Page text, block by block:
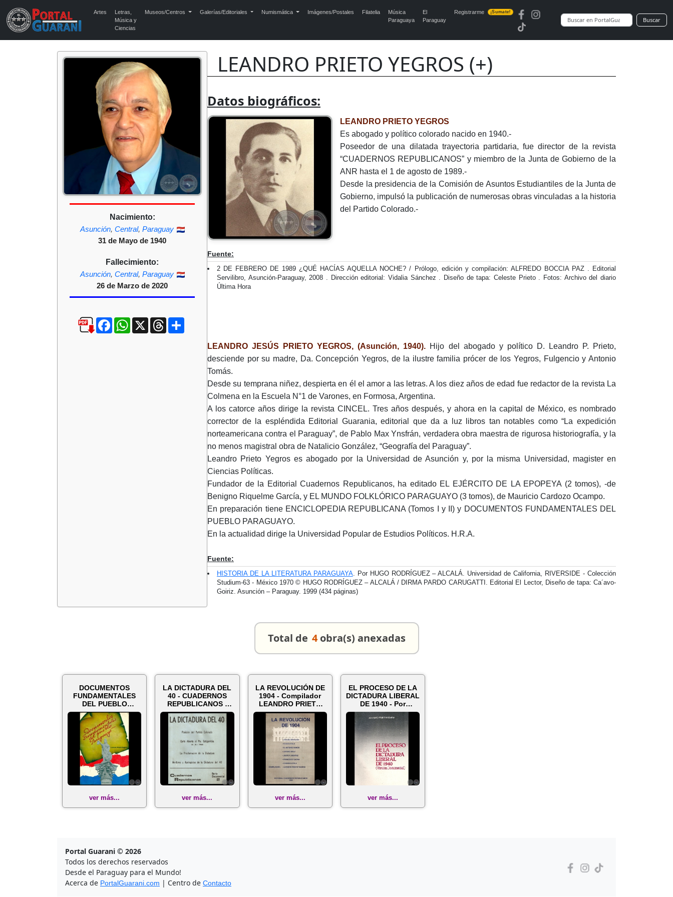
Artes
Letras,
Música y
Ciencias
Museos/Centros Galerías/Editoriales Numismática Imágenes/Postales Filatelia
Música
Paraguaya
El
Paraguay
Registrarme ¡Sumate!
Buscar
LEANDRO PRIETO YEGROS (+)
Nacimiento:
Asunción, Central, Paraguay
31 de Mayo de 1940
Fallecimiento:
Asunción, Central, Paraguay
26 de Marzo de 2020
FacebookWhatsApp
X ThreadsCompartir
Datos biográficos:
LEANDRO PRIETO YEGROS
Es abogado y político colorado nacido en 1940.-
Poseedor de una dilatada trayectoria partidaria, fue director de la revista
“CUADERNOS REPUBLICANOS” y miembro de la Junta de Gobierno de la
ANR hasta el 1 de agosto de 1989.-
Desde la presidencia de la Comisión de Asuntos Estudiantiles de la Junta de
Gobierno, impulsó la publicación de numerosas obras vinculadas a la historia
del Partido Colorado.-
Fuente:
2 DE FEBRERO DE 1989 ¿QUÉ HACÍAS AQUELLA NOCHE? / Prólogo, edición y compilación: ALFREDO BOCCIA PAZ . Editorial
Servilibro, Asunción-Paraguay, 2008 . Dirección editorial: Vidalia Sánchez . Diseño de tapa: Celeste Prieto . Fotos: Archivo del diario
Última Hora
LEANDRO JESÚS PRIETO YEGROS, (Asunción, 1940). Hijo del abogado y político D. Leandro P. Prieto,
desciende por su madre, Da. Concepción Yegros, de la ilustre familia prócer de los Yegros, Fulgencio y Antonio
Tomás.
Desde su temprana niñez, despierta en él el amor a las letras. A los diez años de edad fue redactor de la revista La
Colmena en la Escuela N°1 de Varones, en Formosa, Argentina.
A los catorce años dirige la revista CINCEL. Tres años después, y ahora en la capital de México, es nombrado
corrector de la espléndida Editorial Guarania, editorial que da a luz libros tan notables como “La expedición
norteamericana contra el Paraguay”, de Pablo Max Ynsfrán, verdadera obra maestra de rigurosa historiografía, y la
no menos magistral obra de Natalicio González, “Geografía del Paraguay”.
Leandro Prieto Yegros es abogado por la Universidad de Asunción y, por la misma Universidad, magister en
Ciencias Políticas.
Fundador de la Editorial Cuadernos Republicanos, ha editado EL EJÉRCITO DE LA EPOPEYA (2 tomos), -de
Benigno Riquelme García, y EL MUNDO FOLKLÓRICO PARAGUAYO (3 tomos), de Mauricio Cardozo Ocampo.
En preparación tiene ENCICLOPEDIA REPUBLICANA (Tomos I y II) y DOCUMENTOS FUNDAMENTALES DEL
PUEBLO PARAGUAYO.
En la actualidad dirige la Universidad Popular de Estudios Políticos. H.R.A.
Fuente:
HISTORIA DE LA LITERATURA PARAGUAYA. Por HUGO RODRÍGUEZ – ALCALÁ. Universidad de California, RIVERSIDE - Colección
Studium-63 - México 1970 © HUGO RODRÍGUEZ – ALCALÁ / DIRMA PARDO CARUGATTI. Editorial El Lector, Diseño de tapa: Ca´avo-
Goiriz. Asunción – Paraguay. 1999 (434 páginas)
Total de 4 obra(s) anexadas
DOCUMENTOS
FUNDAMENTALES
DEL PUEBLO
PARAGUAYO -
Volumen 2 - Auto...
ver más...
LA DICTADURA DEL
40 - CUADERNOS
REPUBLICANOS -
SERIE DOCUMENTAL
N...
ver más...
LA REVOLUCIÓN DE
1904 - Compilador
LEANDRO PRIETO
YEGROS - Año 19...
ver más...
EL PROCESO DE LA
DICTADURA LIBERAL
DE 1940 - Por
LEANDRO PRIETO
Y...
ver más...
Portal Guarani © 2026
Todos los derechos reservados
Desde el Paraguay para el Mundo!
Acerca de PortalGuarani.com | Centro de Contacto